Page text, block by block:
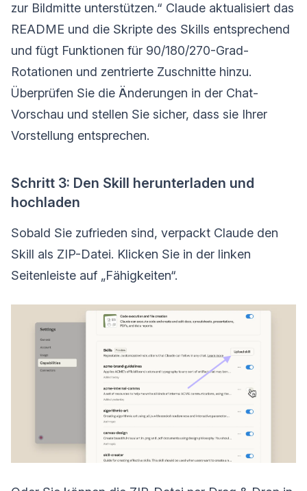
zur Bildmitte unterstützen.“ Claude aktualisiert das
README und die Skripte des Skills entsprechend
und fügt Funktionen für 90/180/270-Grad-
Rotationen und zentrierte Zuschnitte hinzu.
Überprüfen Sie die Änderungen in der Chat-
Vorschau und stellen Sie sicher, dass sie Ihrer
Vorstellung entsprechen.
Schritt 3: Den Skill herunterladen und
hochladen
Sobald Sie zufrieden sind, verpackt Claude den
Skill als ZIP-Datei. Klicken Sie in der linken
Seitenleiste auf „Fähigkeiten“.